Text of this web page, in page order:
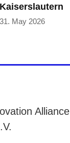
Kaiserslautern
31. May 2026
Alliance